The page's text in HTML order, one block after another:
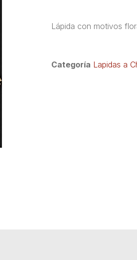
Lápida con motivos
Categoría Lapidas a